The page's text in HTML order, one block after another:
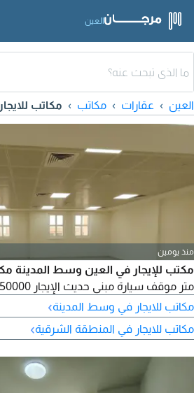
العين
العين عقارات مكاتب مكاتب للايجار
منذ يومين
متر موقف سيارة مبنى حديث الإيجار 50000 درهم
مكاتب للايجار في وسط المدينة›
مكاتب للايجار في المنطقة الشرقية›